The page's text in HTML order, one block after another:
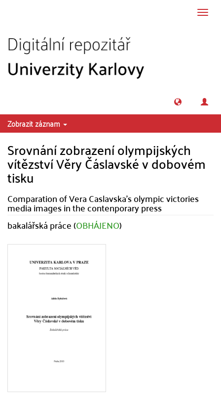
Zobrazit záznam
Srovnání zobrazení olympijských
vítězství Věry Čáslavské v dobovém
tisku
Comparation of Vera Caslavska's olympic victories
media images in the contenporary press
bakalářská práce (OBHÁJENO)